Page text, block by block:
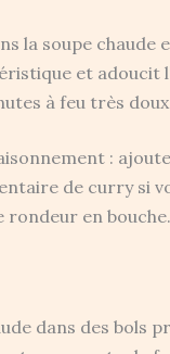
la soupe
et adoucit
à feu très
:
de curry si
rondeur en bouche.
dans des bols